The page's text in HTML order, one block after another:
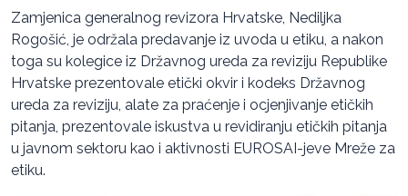
Zamjenica generalnog revizora Hrvatske, Nediljka
Rogošić, je održala predavanje iz uvoda u etiku, a nakon
toga su kolegice iz Državnog ureda za reviziju Republike
Hrvatske prezentovale etički okvir i kodeks Državnog
ureda za reviziju, alate za praćenje i ocjenjivanje etičkih
pitanja, prezentovale iskustva u revidiranju etičkih pitanja
u javnom sektoru kao i aktivnosti EUROSAI-jeve Mreže za
etiku.